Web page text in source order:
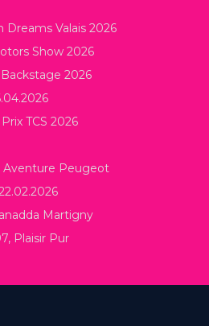
Dreams Valais 2026
Show 2026
2026
TCS 2026
Aventure Peugeot
Martigny
Plaisir Pur